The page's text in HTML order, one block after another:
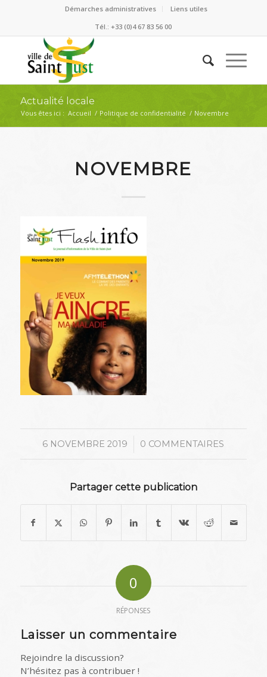
Démarches administratives
Liens utiles
Tél.: +33 (0)4 67 83 56 00
Actualité locale
Vous êtes ici : Accueil / Politique de confidentialité / Novembre
NOVEMBRE
6 NOVEMBRE 2019
/ 0 COMMENTAIRES
Partager cette publication
0
RÉPONSES
Laisser un commentaire
Rejoindre la discussion?
N’hésitez pas à contribuer !